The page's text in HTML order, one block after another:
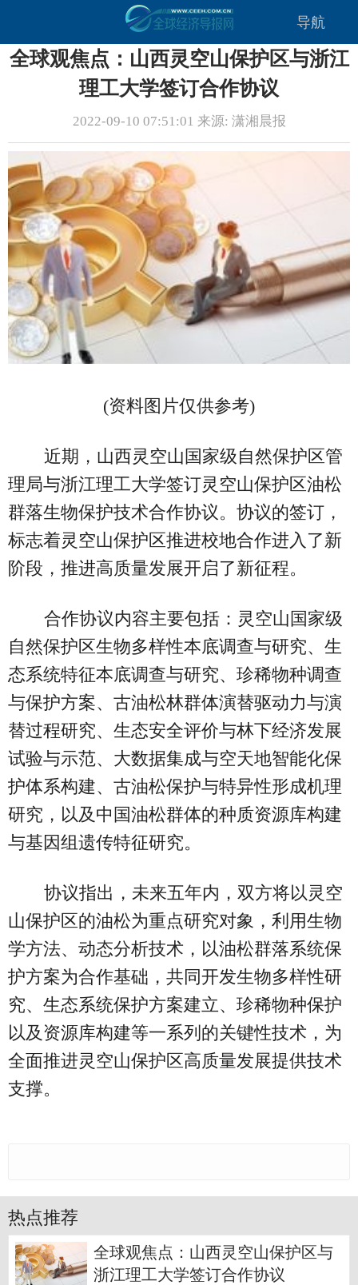
导航
全球观焦点：山西灵空山保护区与浙江
理工大学签订合作协议
2022-09-10 07:51:01 来源: 潇湘晨报
(资料图片仅供参考)
近期，山西灵空山国家级自然保护区管
理局与浙江理工大学签订灵空山保护区油松
群落生物保护技术合作协议。协议的签订，
标志着灵空山保护区推进校地合作进入了新
阶段，推进高质量发展开启了新征程。
合作协议内容主要包括：灵空山国家级
自然保护区生物多样性本底调查与研究、生
态系统特征本底调查与研究、珍稀物种调查
与保护方案、古油松林群体演替驱动力与演
替过程研究、生态安全评价与林下经济发展
试验与示范、大数据集成与空天地智能化保
护体系构建、古油松保护与特异性形成机理
研究，以及中国油松群体的种质资源库构建
与基因组遗传特征研究。
协议指出，未来五年内，双方将以灵空
山保护区的油松为重点研究对象，利用生物
学方法、动态分析技术，以油松群落系统保
护方案为合作基础，共同开发生物多样性研
究、生态系统保护方案建立、珍稀物种保护
以及资源库构建等一系列的关键性技术，为
全面推进灵空山保护区高质量发展提供技术
支撑。
热点推荐
全球观焦点：山西灵空山保护区与
浙江理工大学签订合作协议